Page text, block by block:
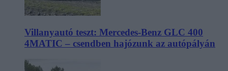
Villanyautó teszt: Mercedes-Benz GLC 400
4MATIC – csendben hajózunk az autópályán